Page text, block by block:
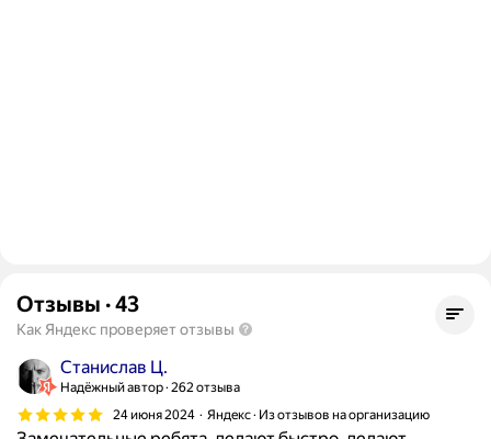
Отзывы ·43
Как Яндекс проверяет отзывы
Станислав Ц.
Надёжный автор 262 отзыва
24 июня 2024
Яндекс · Из отзывов на организацию